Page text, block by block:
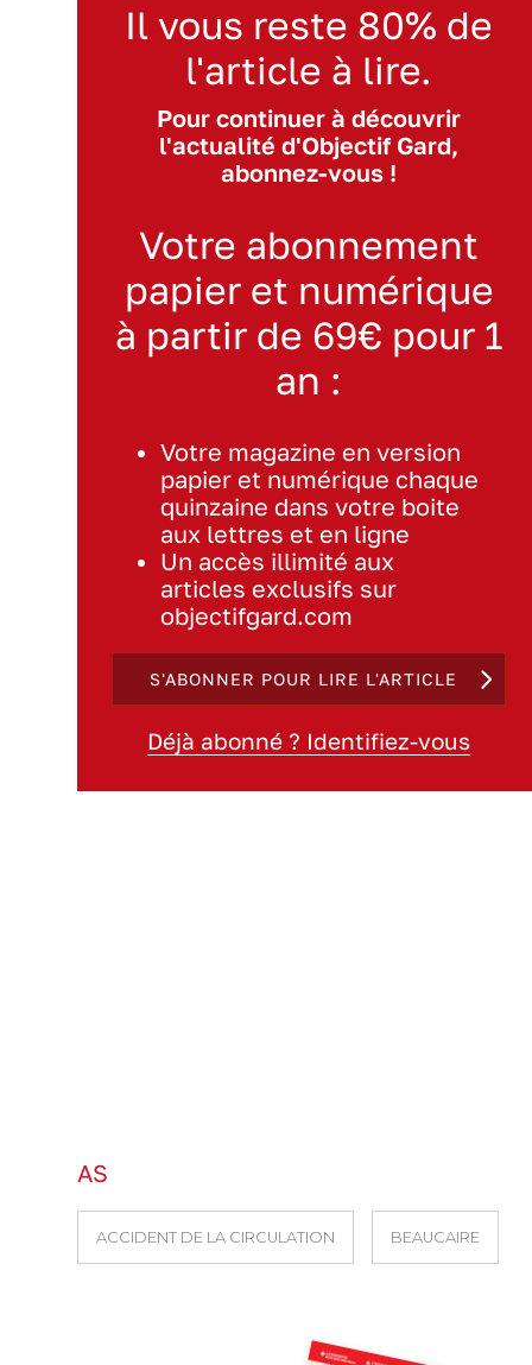
Il vous reste 80% de
l'article à lire.
Pour continuer à découvrir
l'actualité d'Objectif Gard,
abonnez-vous !
Votre abonnement
papier et numérique
à partir de 69€ pour 1
an :
Votre magazine en version
papier et numérique chaque
quinzaine dans votre boite
aux lettres et en ligne
Un accès illimité aux
articles exclusifs sur
objectifgard.com
S'ABONNER POUR LIRE L'ARTICLE
Déjà abonné ? Identifiez-vous
AS
ACCIDENT DE LA CIRCULATION BEAUCAIRE